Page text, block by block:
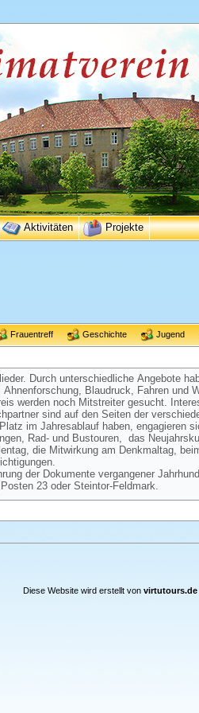
Aktivitäten Projekte
Frauentreff Geschichte Jugend
Durch unterschiedliche Angebote
Blaudruck, Fahren und
werden noch Mitstreiter gesucht.
sind auf den Seiten der
im Jahresablauf haben, engagieren
Rad- und Bustouren, das
die Mitwirkung am Denkmaltag,
der Dokumente vergangener
23 oder Steintor-Feldmark.
Diese Website wird erstellt von virtutours.de